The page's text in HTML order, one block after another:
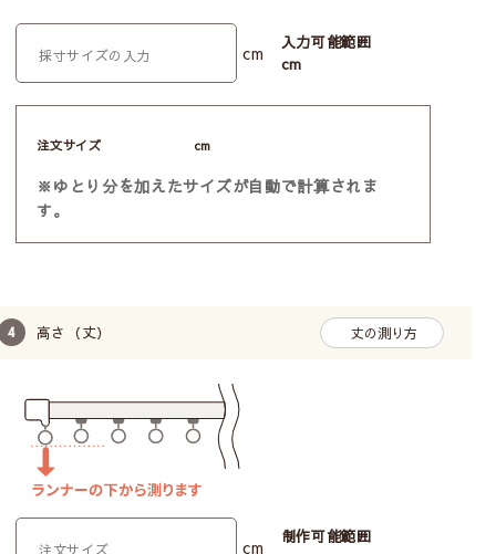
cm
入力可能範囲
cm
注文サイズ cm
※ゆとり分を加えたサイズが自動で計算されま
す。
高さ（丈） 丈の測り方
cm
制作可能範囲